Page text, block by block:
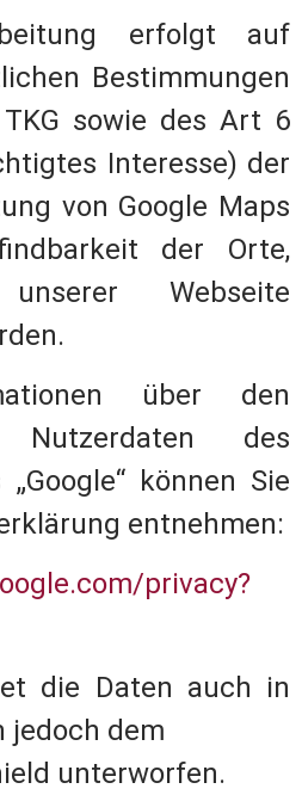
erfolgt auf
Bestimmungen
sowie des Art 6
Interesse) der
von Google Maps
der Orte,
Webseite
über den
des
können Sie
entnehmen:
privacy?
die Daten auch in
jedoch dem
unterworfen.